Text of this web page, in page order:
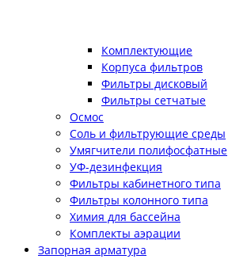
Комплектующие
Корпуса фильтров
Фильтры дисковый
Фильтры сетчатые
Осмос
Соль и фильтрующие среды
Умягчители полифосфатные
УФ-дезинфекция
Фильтры кабинетного типа
Фильтры колонного типа
Химия для бассейна
Комплекты аэрации
Запорная арматура